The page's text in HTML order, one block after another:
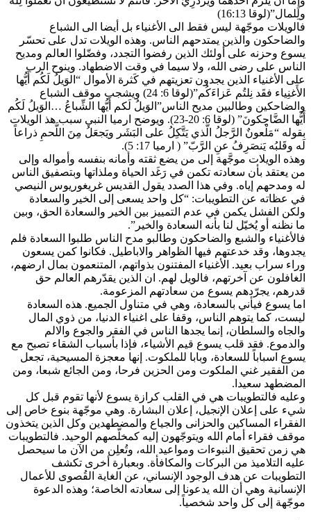
ولِلمال”(لوقا 16:13)
فالويلات موجّهة ليس فقط الى الأغنياء بل أيضا الى الشباع
والضاحكون والذين يمتدحهم الناس. وهذه الويلات تدل على تحسّر
يسوع وحزنه على أولئك الذين رفضوا التجدد، وفضّلوا العالم ومديح
الناس على رضى الله، ولا سيما في وقت الاضطهاد. وينوح الرب
على الأغنياء الذين يجدون تعزيتهم في كَثرة الأموال “الوَيلُ لَكُم أَيُّها
الأَغنِياء فقَد نِلتُم عَزاءَكُم”(لوقا 6: 24) ويشجب موقف الشباع
والضاحكين وطالبين مديح الناس”الوَيلُ لَكم أَيُّها الشِّباعُ …الوَيلُ لَكُم
أَيُّها الضَّاحِكونَ” (لوقا 6: 20-23). ويوضح ارميا النبي سبب هذ الويلات
بقوله “مَلْعونٌ الرَّجلُ الَّذي يَتَّكِلُ على البَشَر ويَجعَلُ مِنَ اللَّحمِ ذراعاً
لَه وقَلبُه يَنصَرِفُ عنِ الرَّبّ” ( ارميا 17: 5).
وهذه الويلات موجَّهة إلى من يضع ثقته وأمانه بنفسه وأمواله وإلى
من يعتقد بأن سعادته تكمن في رَغَد الحياة وملذاتها وبتصفيق الناس
له ومدحهم إياه. وفي هذا الصدد يقول القديس غريغوريوس النيصي
في عظاته عن التطويبات: “كل واحد يسعى إلى الخير والسعادة
ولكن الفشل يكمن في عدم التمييز بين الخير والسعادة الحق، وبين
ما نظنه أو يُخيّل لنا بأنه السعادة والخير”.
فالأغنياء والشبع والضاحكون وطالبو مدح الناس طلبوا السعادة فلم
يجدوها، وقد خدعتهم فيها الظواهر والاباطيل. فكانوا كمن يسعون
وراء سراب بعيد. الأغنياء المفتنون بذواتهم، المتنعمون بمال ارضهم،
الغافلون عن آخرتهم، فالويل لهم. ان الذين يقدّرهم العالم حق
قدرهم، يجرّدهم يسوع من سعادتهم المزعومة.
اما يسوع فيأني بالسعادة، وهي في متناول الجميع. هذه السعادة
ليست، كما يتوهم الناس، وقفا على اغنياء الدنيا، من ذوي المال
والجاه والسلطان، إنما يجدها الناس في الفقر والجوع والالم
والدموع. فقد قلب يسوع قيم الأشياء، فإذا بأسباب الشقاء تصبح مع
يسوع اسباباً للسعادة، وبابا للملكوت. إنها معجزة المسيحية، تجعل
من الفقير غني الملكوت ومن الحزين فرحا، ومن الجائع شبعا، ومن
المضطهد سعيدا.
وعليه فالتطويبات هي في القلب كرازة يسوع لأنها تقوم قبل كل
شيء على إعلان الإنجيل، إعلان البشارة. وهي موجّهة بنوع خاص إلى
الفقراء المساكين والحزانى والجياع والمضطهدين وكل الذين يتخذون
موقف فقراء أمام الله ويتوجّهون إليه كمخلّصهم الوحيد. فالتطويبات
هي زمن تحقيق النبوءات ومواعيد الله، وتُعلِن من الآن ما سيحصل
عليه التلاميذ من البركات والمكافأة. وبعبارة أخرى تكشف
التطويبات عن هدف الوجود الإنساني، عن الغاية القُصوى للأعمال
الإنسانية وهي أن الله يدعونا إلى سعادته الخاصة؛ وهذه الدعوة
موجّهة إلى كل واحد شخصياً.